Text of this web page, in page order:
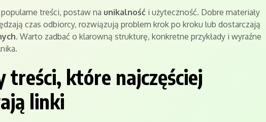
treści, postaw na unikalność i użyteczność. Dobre materiały
czas odbiorcy, rozwiązują problem krok po kroku lub dostarczają
. Warto zadbać o klarowną strukturę, konkretne przykłady i wyraźne
treści, które najczęściej
linki